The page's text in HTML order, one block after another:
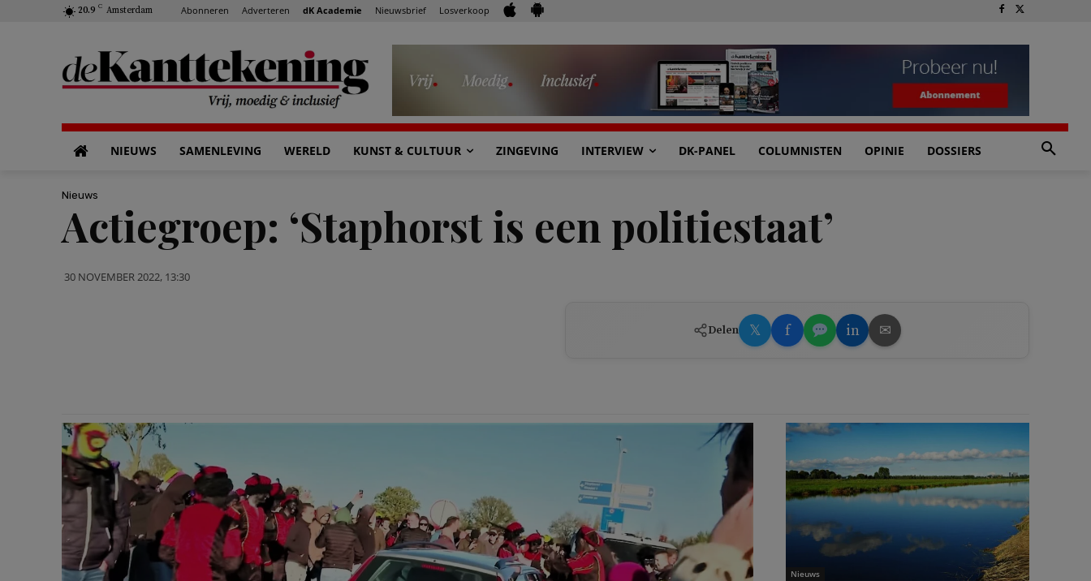
20.9 C Amsterdam Abonneren Adverteren dK Academie Nieuwsbrief Losverkoop
NIEUWS SAMENLEVING WERELD KUNST & CULTUUR ZINGEVING INTERVIEW DK-PANEL COLUMNISTEN OPINIE DOSSIERS
Nieuws
Actiegroep: ‘Staphorst is een politiestaat’
30 NOVEMBER 2022, 13:30
Delen 𝕏 f in ✉
Nieuws